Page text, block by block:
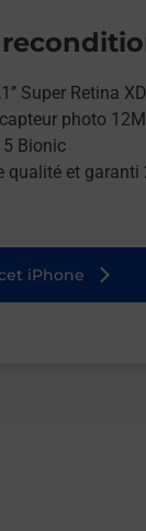
Super Retina
photo
Bionic
qualité et garanti
iPhone